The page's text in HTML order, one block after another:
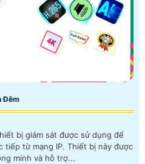
Đêm
bị giám sát được sử dụng để
IP. Thiết bị này được
minh và hỗ trợ...